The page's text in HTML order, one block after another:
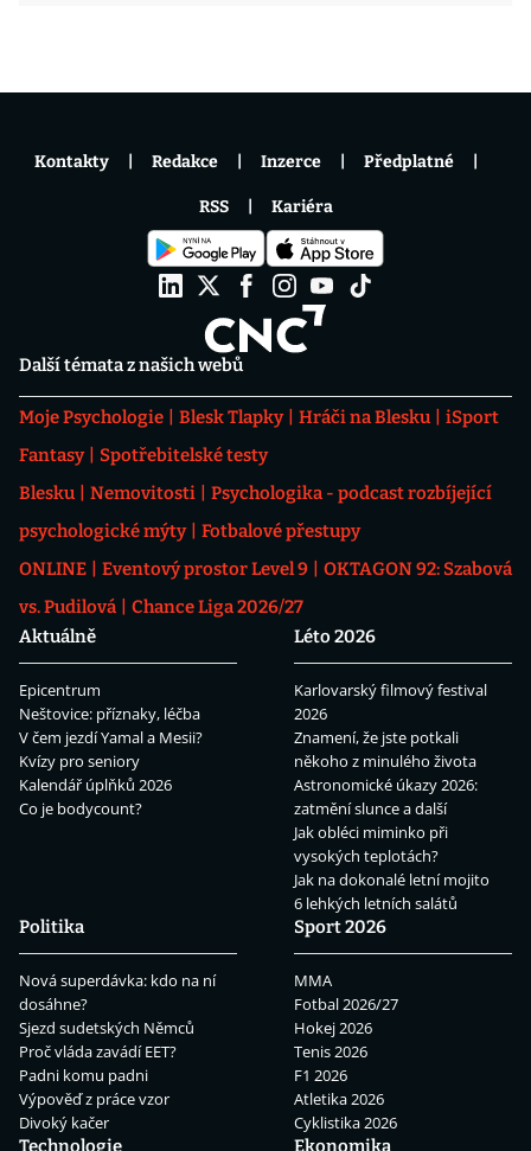
Další témata z našich webů
Moje Psychologie Blesk Tlapky Hráči na Blesku
iSport
Fantasy
Spotřebitelské testy
Blesku
Nemovitosti
Psychologika - podcast rozbíjející
psychologické mýty
Fotbalové přestupy
ONLINE
Eventový prostor Level 9
OKTAGON 92: Szabová
vs. Pudilová
Chance Liga 2026/27
Aktuálně
Epicentrum
Neštovice: příznaky, léčba
V čem jezdí Yamal a Mesii?
Kvízy pro seniory
Kalendář úplňků 2026
Co je bodycount?
Léto 2026
Karlovarský filmový festival
2026
Znamení, že jste potkali
někoho z minulého života
Astronomické úkazy 2026:
zatmění slunce a další
Jak obléci miminko při
vysokých teplotách?
Jak na dokonalé letní mojito
6 lehkých letních salátů
Politika
Nová superdávka: kdo na ní
dosáhne?
Sjezd sudetských Němců
Proč vláda zavádí EET?
Padni komu padni
Výpověď z práce vzor
Divoký kačer
Sport 2026
MMA
Fotbal 2026/27
Hokej 2026
Tenis 2026
F1 2026
Atletika 2026
Cyklistika 2026
Technologie
Ekonomika
Kontakty Redakce Inzerce Předplatné
RSS Kariéra